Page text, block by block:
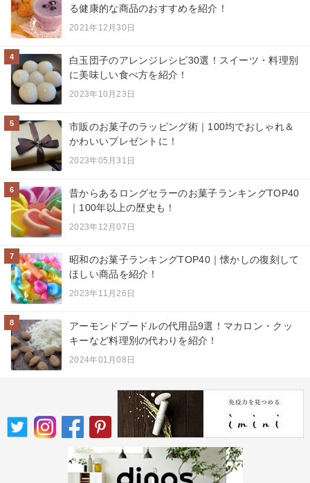
る健康的な商品のおすすめを紹介！
2021年12月30日
4
白玉団子のアレンジレシピ30選！スイーツ・料理別
に美味しい食べ方を紹介！
2023年10月23日
5
市販のお菓子のラッピング術｜100均でおしゃれ＆
かわいいプレゼントに！
2023年05月31日
6
昔からあるロングセラーのお菓子ランキングTOP40
｜100年以上の歴史も！
2023年12月07日
7
昭和のお菓子ランキングTOP40｜懐かしの復刻して
ほしい商品を紹介！
2023年11月26日
8
アーモンドプードルの代用品9選！マカロン・クッ
キーなど料理別の代わりを紹介！
2024年01月08日